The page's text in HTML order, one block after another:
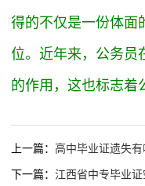
得的不仅是一份体面
位。近年来，公务员
的作用，这也标志着
上一篇： 高中毕业证遗失
下一篇： 江西省中专毕业证